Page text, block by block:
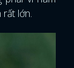
lớn.